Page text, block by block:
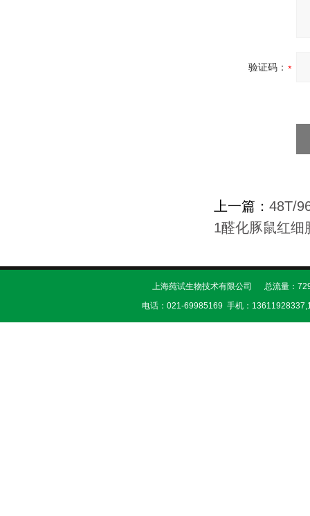
验证码：
上一篇： 48T/
1醛化豚鼠红细
上海莼试生物技术有限公司 总流量：
电话：021-69985169 手机：